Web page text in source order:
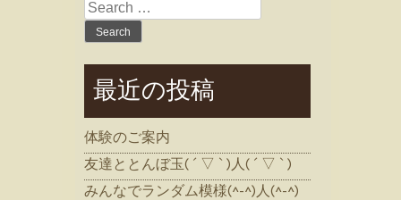
Search
for:
最近の投稿
体験のご案内
友達ととんぼ玉( ´ ▽ ` )人( ´ ▽ ` )
みんなでランダム模様(^-^)人(^-^)